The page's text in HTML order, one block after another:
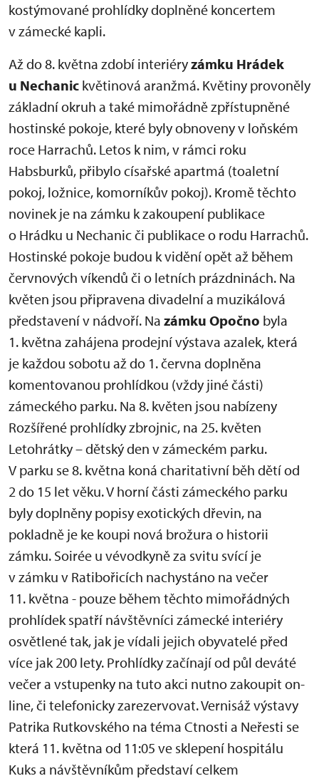
kostýmované prohlídky doplněné koncertem
v zámecké kapli.
Až do 8. května zdobí interiéryzámku Hrádek
u Nechanic květinová aranžmá. Květiny provoněly
základní okruh a také mimořádně zpřístupněné
hostinské pokoje, které byly obnoveny v loňském
roce Harrachů. Letos k nim, v rámci roku
Habsburků, přibylo císařské apartmá (toaletní
pokoj, ložnice, komorníkův pokoj). Kromě těchto
novinek je na zámku k zakoupení publikace
o Hrádku u Nechanic či publikace o rodu Harrachů.
Hostinské pokoje budou k vidění opět až během
červnových víkendů či o letních prázdninách. Na
květen jsou připravena divadelní a muzikálová
představení v nádvoří. Na zámku Opočno byla
1. května zahájena prodejní výstava azalek, která
je každou sobotu až do 1. června doplněna
komentovanou prohlídkou (vždy jiné části)
zámeckého parku. Na 8. květen jsou nabízeny
Rozšířené prohlídky zbrojnic, na 25. květen
Letohrátky – dětský den v zámeckém parku.
V parku se 8. května koná charitativní běh dětí od
2 do 15 let věku. V horní části zámeckého parku
byly doplněny popisy exotických dřevin, na
pokladně je ke koupi nová brožura o historii
zámku. Soirée u vévodkyně za svitu svící je
v zámku v Ratibořicích nachystáno na večer
11. května - pouze během těchto mimořádných
prohlídek spatří návštěvníci zámecké interiéry
osvětlené tak, jak je vídali jejich obyvatelé před
více jak 200 lety. Prohlídky začínají od půl deváté
večer a vstupenky na tuto akci nutno zakoupit on-
line, či telefonicky zarezervovat. Vernisáž výstavy
Patrika Rutkovského na téma Ctnosti a Neřesti se
která 11. května od 11:05 ve sklepení hospitálu
Kuks a návštěvníkům představí celkem